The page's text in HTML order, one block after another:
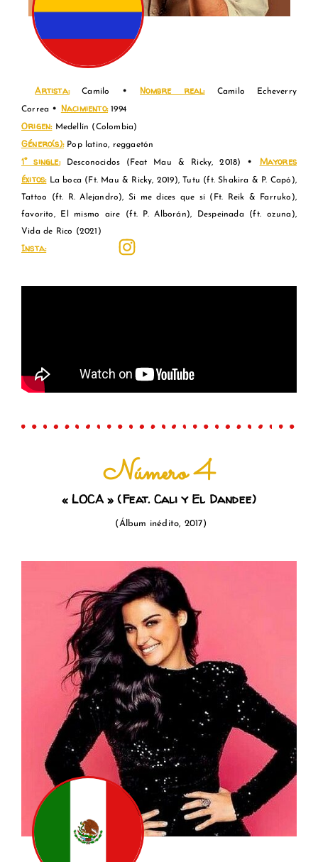
.Artista: Camilo •Nombre real:Camilo Echeverry
Correa • Nacimiento: 1994
Origen: Medellín (Colombia)
Género(s): Pop latino, reggaetón
1° single: Desconocidos (Feat Mau & Ricky, 2018) • Mayores
éxitos: La boca (Ft. Mau & Ricky, 2019), Tutu (ft. Shakira & P. Capó),
Tattoo (ft. R. Alejandro), Si me dices que sí (Ft. Reik & Farruko),
favorito, El mismo aire (ft. P. Alborán), Despeinada (ft. ozuna),
Vida de Rico (2021)
Insta:
Número 4
« LOCA » (Feat. Cali y El Dandee)
(Álbum inédito, 2017)